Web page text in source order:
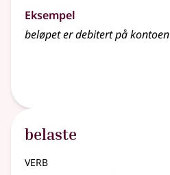
Eksempel
beløpet er debitert på kontoen
belaste
verb